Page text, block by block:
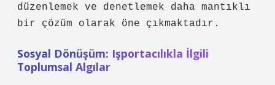
düzenlemek ve denetlemek daha mantıklı
bir çözüm olarak öne çıkmaktadır.
Sosyal Dönüşüm: Işportacılıkla İlgili
Toplumsal Algılar